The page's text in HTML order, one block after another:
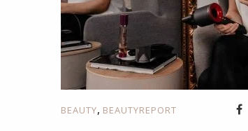
BEAUTY, BEAUTYREPORT